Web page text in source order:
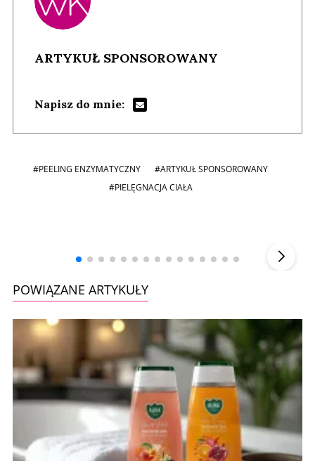
ARTYKUŁ SPONSOROWANY
Napisz do mnie:
#PEELING ENZYMATYCZNY
#ARTYKUŁ SPONSOROWANY
#PIELĘGNACJA CIAŁA
POWIĄZANE ARTYKUŁY